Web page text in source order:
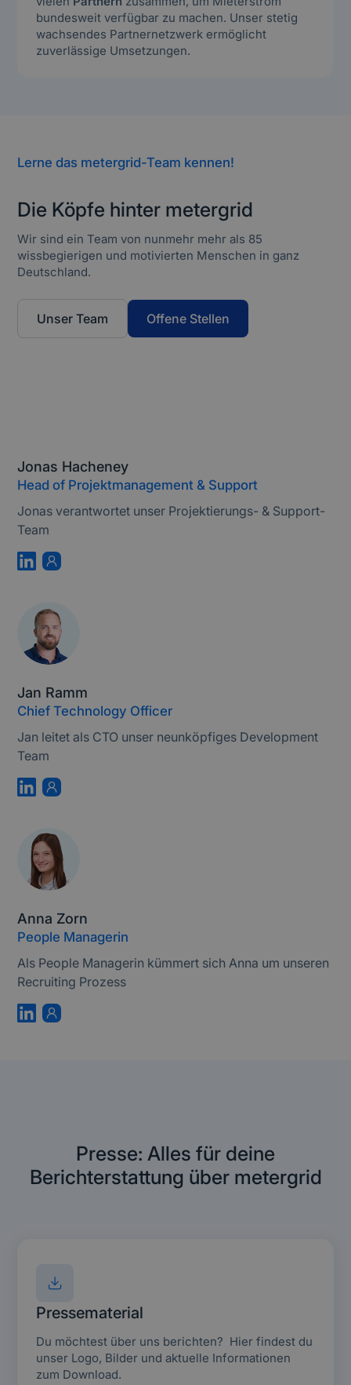
bundesweit verfügbar zu machen. Unser stetig
wachsendes Partnernetzwerk ermöglicht
zuverlässige Umsetzungen.
Lerne das metergrid-Team kennen!
Die Köpfe hinter metergrid
Wir sind ein Team von nunmehr mehr als 85
wissbegierigen und motivierten Menschen in ganz
Deutschland.
Unser Team Offene Stellen
Jonas Hacheney
Head of Projektmanagement & Support
Jonas verantwortet unser Projektierungs- & Support-
Team
Jan Ramm
Chief Technology Officer
Jan leitet als CTO unser neunköpfiges Development
Team
Anna Zorn
People Managerin
Als People Managerin kümmert sich Anna um unseren
Recruiting Prozess
Presse: Alles für deine
Berichterstattung über metergrid
Pressematerial
Du möchtest über uns berichten? Hier findest du
unser Logo, Bilder und aktuelle Informationen
zum Download.